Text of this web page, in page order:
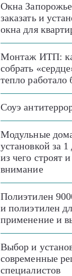
Окна
заказать и
окна для
Монтаж ИТП:
собрать
тепло работало
Соуэ
Модульные
установкой за
из чего строят
внимание
Полиэтилен
и полиэтилен
применение и
Выбор и
современные
специалистов